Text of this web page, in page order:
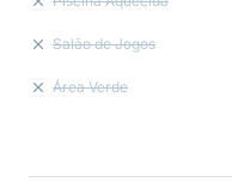
Salão de Jogos
Área Verde